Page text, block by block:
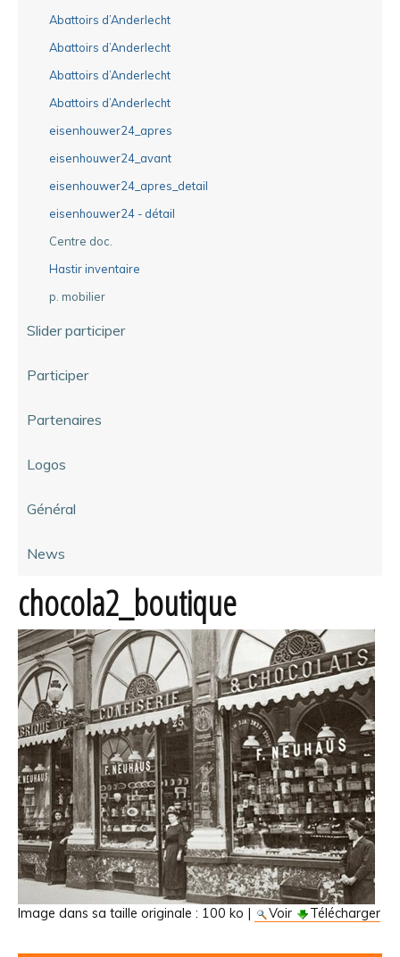
Abattoirs d’Anderlecht
Abattoirs d’Anderlecht
Abattoirs d’Anderlecht
Abattoirs d’Anderlecht
eisenhouwer24_apres
eisenhouwer24_avant
eisenhouwer24_apres_detail
eisenhouwer24 - détail
Centre doc.
Hastir inventaire
p. mobilier
Slider participer
Participer
Partenaires
Logos
Général
News
chocola2_boutique
Image dans sa taille originale : 100 ko | Voir Télécharger